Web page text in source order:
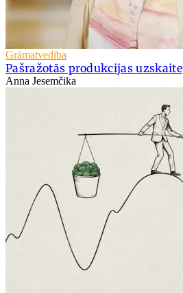
Grāmatvedība
Pašražotās produkcijas uzskaite
Anna Jesemčika